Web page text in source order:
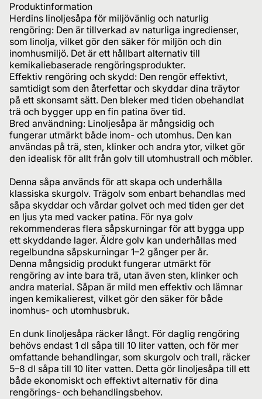
Produktinformation
Herdins linoljesåpa för miljövänlig och naturlig
rengöring: Den är tillverkad av naturliga ingredienser,
som linolja, vilket gör den säker för miljön och din
inomhusmiljö. Det är ett hållbart alternativ till
kemikaliebaserade rengöringsprodukter.
Effektiv rengöring och skydd: Den rengör effektivt,
samtidigt som den återfettar och skyddar dina träytor
på ett skonsamt sätt. Den bleker med tiden obehandlat
trä och bygger upp en fin patina över tid.
Bred användning: Linoljesåpa är mångsidig och
fungerar utmärkt både inom- och utomhus. Den kan
användas på trä, sten, klinker och andra ytor, vilket gör
den idealisk för allt från golv till utomhustrall och möbler.
Denna såpa används för att skapa och underhålla
klassiska skurgolv. Trägolv som enbart behandlas med
såpa skyddar och vårdar golvet och med tiden ger det
en ljus yta med vacker patina. För nya golv
rekommenderas flera såpskurningar för att bygga upp
ett skyddande lager. Äldre golv kan underhållas med
regelbundna såpskurningar 1–2 gånger per år.
Denna mångsidig produkt fungerar utmärkt för
rengöring av inte bara trä, utan även sten, klinker och
andra material. Såpan är mild men effektiv och lämnar
ingen kemikalierest, vilket gör den säker för både
inomhus- och utomhusbruk.
En dunk linoljesåpa räcker långt. För daglig rengöring
behövs endast 1 dl såpa till 10 liter vatten, och för mer
omfattande behandlingar, som skurgolv och trall, räcker
5–8 dl såpa till 10 liter vatten. Detta gör linoljesåpa till ett
både ekonomiskt och effektivt alternativ för dina
rengörings- och behandlingsbehov.